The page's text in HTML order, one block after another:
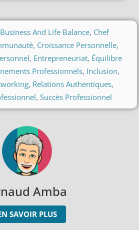
Business And Life Balance, Chef
, Croissance Personnelle,
, Entrepreneuriat, Équilibre
Professionnels, Inclusion,
, Relations Authentiques,
, Succès Professionnel
Amba
SAVOIR PLUS